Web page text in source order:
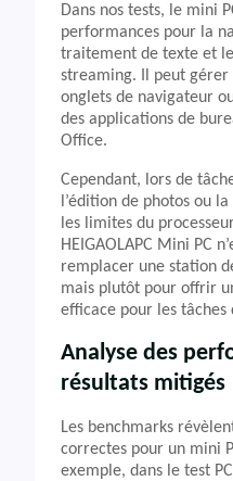
Dans nos tests, le mini
performances pour la
traitement de texte et
streaming. Il peut gérer
onglets de navigateur
des applications de
Office.
Cependant, lors de
l’édition de photos ou
les limites du
HEIGAOLAPC Mini PC
remplacer une station
mais plutôt pour offrir
efficace pour les tâches
Analyse des
résultats mitigés
Les benchmarks
correctes pour un mini
exemple, dans le test